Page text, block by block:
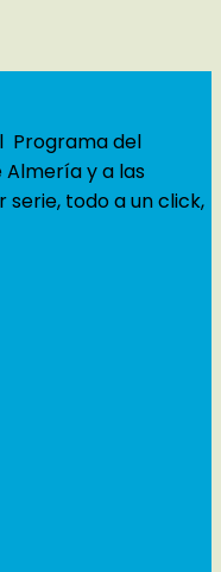
Programa del
y a las
serie, todo a un click,